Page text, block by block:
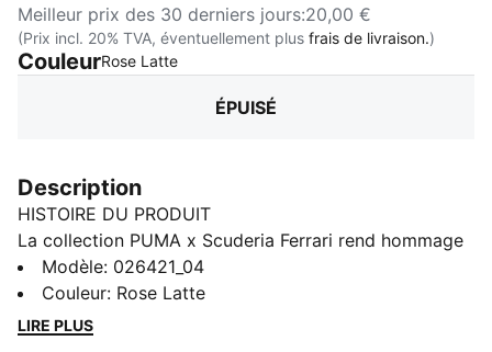
Meilleur prix des 30 derniers jours:20,00 €
(Prix incl. 20% TVA, éventuellement plus frais de livraison.)
CouleurRose Latte:
ÉPUISÉ
Description
HISTOIRE DU PRODUIT
La collection PUMA x Scuderia Ferrari rend hommage
à l’excellence et à l’héritage légendaire de Ferrari dans
le monde de la course automobile. Cette ligne de
chaussures, vêtements et accessoires allie style,
Modèle: 026421_04
Couleur: Rose Latte
LIRE PLUS